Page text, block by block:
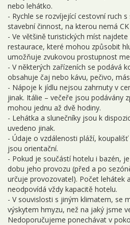
nebo lehátko.
- Rychle se rozvíjející cestovní ruch
stavební činnost, na kterou nemá CK
- Ve většině turistických míst
restaurace, které mohou způsobit
umožňuje zvukovou prostupnost
- V některých zařízeních se podává
obsahuje čaj nebo kávu, pečivo,
- Nápoje k jídlu nejsou zahrnuty v
jinak. Itálie – večeře jsou podávány
mohou jednu až dvě hodiny.
- Lehátka a slunečníky jsou k
uvedeno jinak.
- Údaje o vzdálenosti pláží,
jsou orientační.
- Pokud je součástí hotelu i bazén,
dobu jeho provozu (před a po
určuje provozovatel). Počet lehátek
neodpovídá vždy kapacitě hotelu.
- V souvislosti s jiným klimatem, se
výskytem hmyzu, než na jaký jsme
Nedoporučujeme ponechávat v